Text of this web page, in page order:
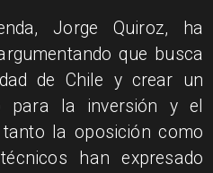
Jorge Quiroz, ha
que busca
de Chile y crear un
para la inversión y el
la oposición como
han expresado